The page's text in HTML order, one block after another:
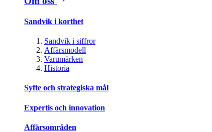
Sandvik i korthet
Sandvik i siffror
Affärsmodell
Varumärken
Historia
Syfte och strategiska mål
Expertis och innovation
Affärsområden